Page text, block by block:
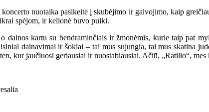
koncerto nuotaika pasikeitė į skubėjimo ir galvojimo, kaip
spėjom, ir kelionė buvo puiki.
dainos kartu su bendraminčiais ir žmonėmis, kurie taip pat
dainavimai ir šokiai – tai mus sujungia, tai mus skatina
kur jaučiuosi geriausiai ir nuostabiausiai. Ačiū, „Ratilio“,